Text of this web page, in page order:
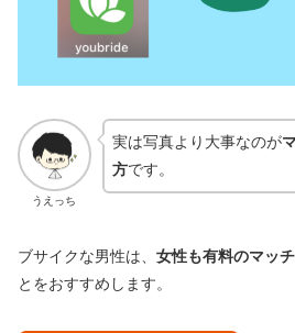
うえっち
実は写真より大事なのが
方です。
ブサイクな男性は、 女性も有料のマッ
とをおすすめします。